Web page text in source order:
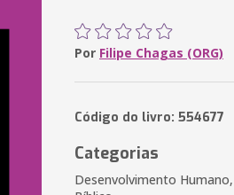
Por Filipe Chagas (ORG)
Código do livro: 554677
Categorias
Desenvolvimento